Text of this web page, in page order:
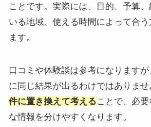
ことです。実際には、目的、予算
いる地域、使える時間によって合う
ます。
口コミや体験談は参考になります
に同じ結果が出るわけではありませ
件に置き換えて考えることで、必
な情報を分けやすくなります。